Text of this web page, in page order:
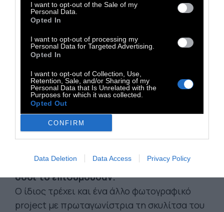
I want to opt-out of the Sale of my
Personal Data.
Opted In
I want to opt-out of processing my
Personal Data for Targeted Advertising.
Opted In
I want to opt-out of Collection, Use,
Retention, Sale, and/or Sharing of my
Personal Data that Is Unrelated with the
Purposes for which it was collected.
Opted Out
CONFIRM
Data Deletion Data Access Privacy Policy
σελίδα,στην οποία ζήτησε να δηλώσουν
ενδιαφέρον άνθρωποι από όλη την Αμερική
χρόνο και 63.565 μίλια μετά, 365 άνθρωποι
αφηγούνται τις ιστορίες τους.Ο Humphrey
κρατούσε «ημερολόγιο» στο facebook όλο
αυτό το χρόνο που διέσχιζε την Αμερική,
κάνοντας το “This wild idea” ένα ζωντανό
παρακολουθήσουν και να σχολιάσουν όλοι
όσοι το επιθυμούσαν.
Ο ίδιος τρέχει και ένα άλλο φωτογραφικό
project με πρωταγωνίστρια τη σκυλίτσα του